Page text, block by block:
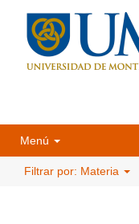
Menú
Filtrar por: Materia